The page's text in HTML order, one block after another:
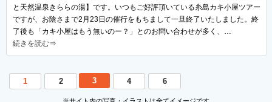
と天然温泉きららの湯】です。いつもご好評頂いている糸島カキ小屋ツアー
ですが、お陰さまで2月23日の催行をもちまして一旦終了いたしました。終
了後も「カキ小屋はもう無いのー？」とのお問い合わせが多く、…
続きを読む⇒
1 2 3 4 6